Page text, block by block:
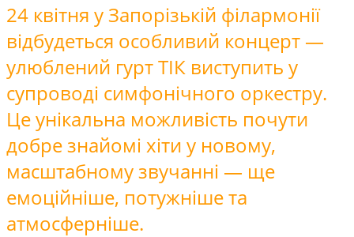
24 квітня у Запорізькій філармонії
відбудеться особливий концерт —
улюблений гурт ТІК виступить у
супроводі симфонічного оркестру.
Це унікальна можливість почути
добре знайомі хіти у новому,
масштабному звучанні — ще
емоційніше, потужніше та
атмосферніше.